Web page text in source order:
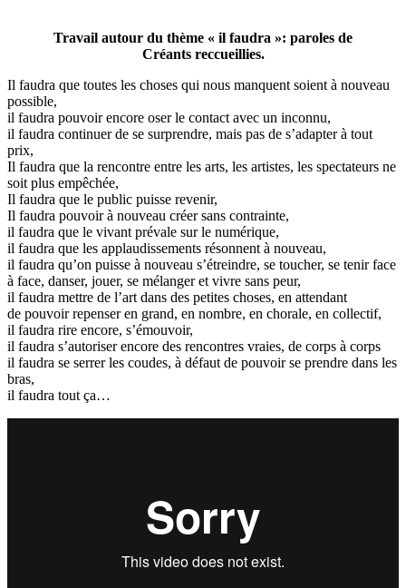
Travail autour du thème « il faudra »: paroles de
Créants reccueillies.
Il faudra que toutes les choses qui nous manquent soient à nouveau
possible,
il faudra pouvoir encore oser le contact avec un inconnu,
il faudra continuer de se surprendre, mais pas de s’adapter à tout
prix,
Il faudra que la rencontre entre les arts, les artistes, les spectateurs ne
soit plus empêchée,
Il faudra que le public puisse revenir,
Il faudra pouvoir à nouveau créer sans contrainte,
il faudra que le vivant prévale sur le numérique,
il faudra que les applaudissements résonnent à nouveau,
il faudra qu’on puisse à nouveau s’étreindre, se toucher, se tenir face
à face, danser, jouer, se mélanger et vivre sans peur,
il faudra mettre de l’art dans des petites choses, en attendant
de pouvoir repenser en grand, en nombre, en chorale, en collectif,
il faudra rire encore, s’émouvoir,
il faudra s’autoriser encore des rencontres vraies, de corps à corps
il faudra se serrer les coudes, à défaut de pouvoir se prendre dans les
bras,
il faudra tout ça…